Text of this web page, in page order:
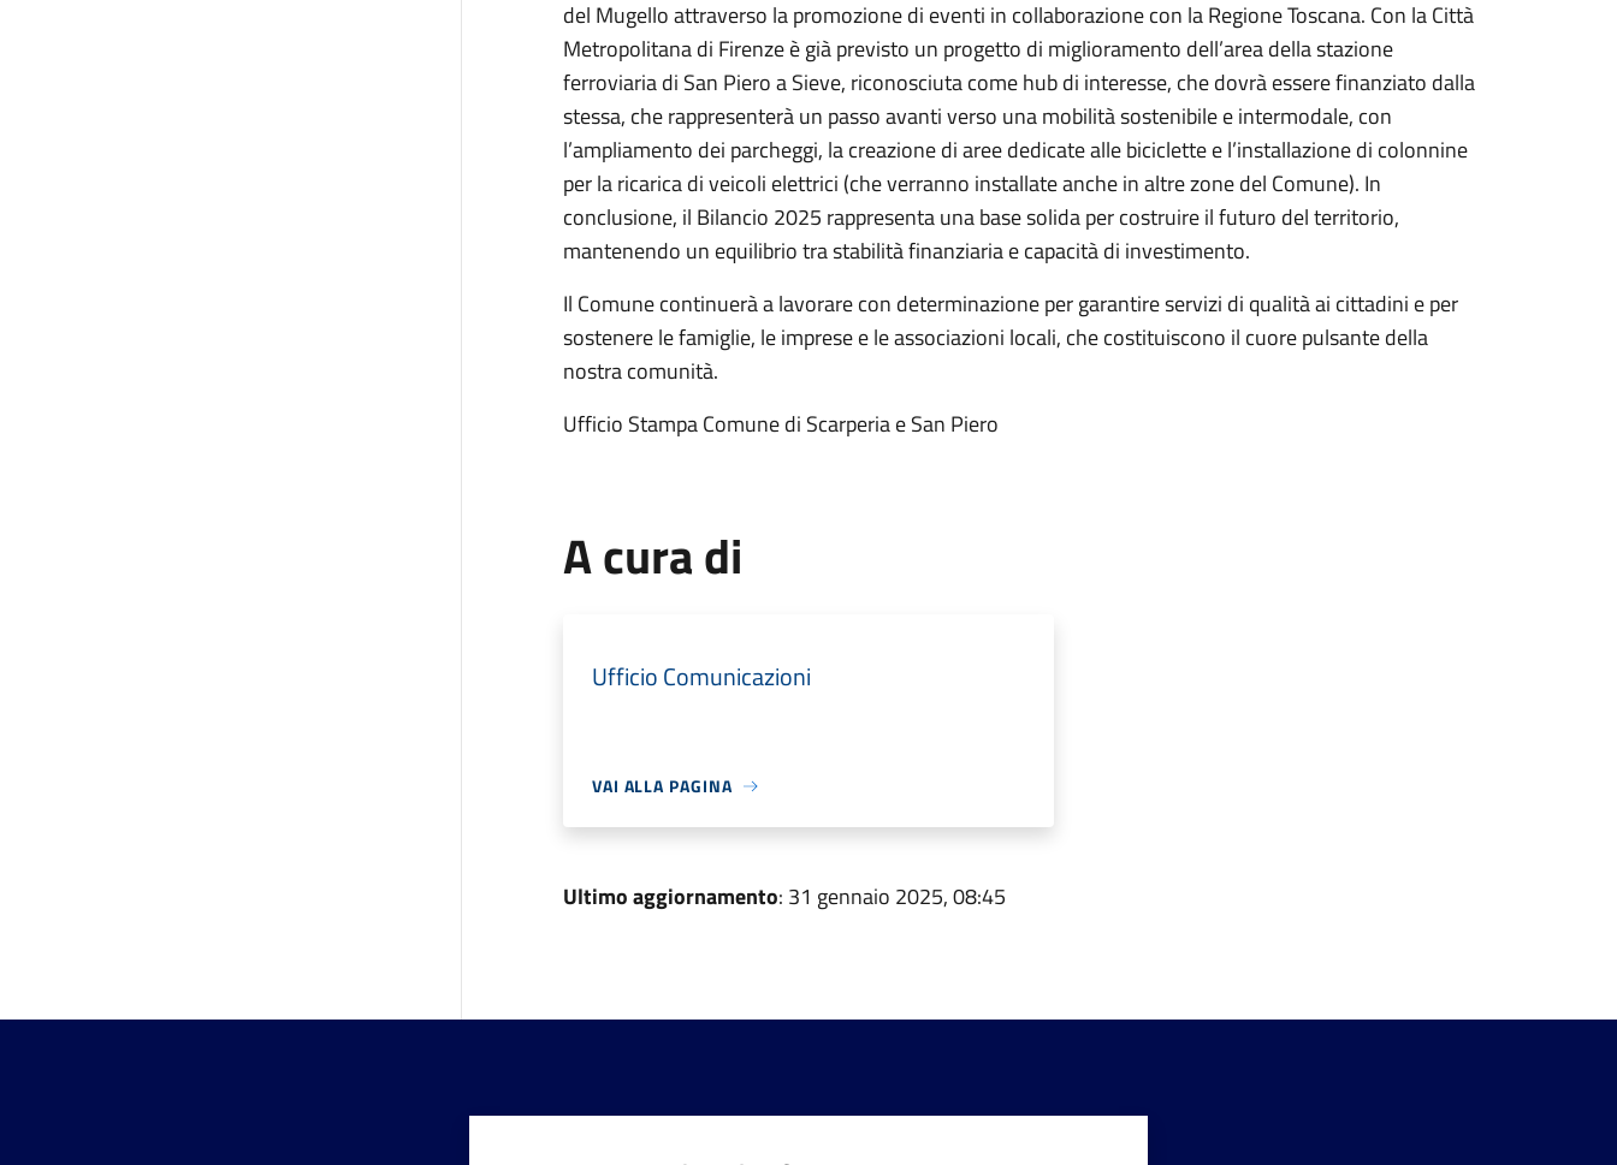
del Mugello attraverso la promozione di eventi in collaborazione con la Regione Toscana. Con la Città
Metropolitana di Firenze è già previsto un progetto di miglioramento dell’area della stazione
ferroviaria di San Piero a Sieve, riconosciuta come hub di interesse, che dovrà essere finanziato dalla
stessa, che rappresenterà un passo avanti verso una mobilità sostenibile e intermodale, con
l’ampliamento dei parcheggi, la creazione di aree dedicate alle biciclette e l’installazione di colonnine
per la ricarica di veicoli elettrici (che verranno installate anche in altre zone del Comune). In
conclusione, il Bilancio 2025 rappresenta una base solida per costruire il futuro del territorio,
mantenendo un equilibrio tra stabilità finanziaria e capacità di investimento.
Il Comune continuerà a lavorare con determinazione per garantire servizi di qualità ai cittadini e per
sostenere le famiglie, le imprese e le associazioni locali, che costituiscono il cuore pulsante della
nostra comunità.
Ufficio Stampa Comune di Scarperia e San Piero
A cura di
Ufficio Comunicazioni
VAI ALLA PAGINA
Ultimo aggiornamento: 31 gennaio 2025, 08:45